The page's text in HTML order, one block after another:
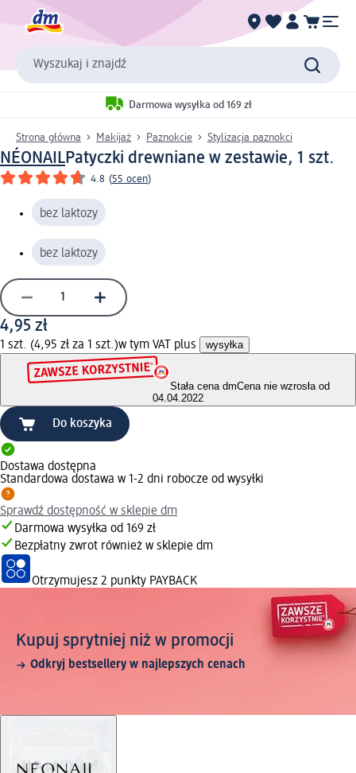
Wyszukaj i znajdź
Darmowa wysyłka od 169 zł
Strona główna Makijaż Paznokcie Stylizacja paznokci
NÉONAILPatyczki drewniane w zestawie, 1 szt.
4.8 (55 ocen)
bez laktozy
bez laktozy
4,95 zł
1 szt. (4,95 zł za 1 szt.)w tym VAT plus wysyłka
Stała cena dmCena nie wzrosła od
04.04.2022
Do koszyka
Dostawa dostępna
Standardowa dostawa w 1-2 dni robocze od wysyłki
Sprawdź dostępność w sklepie dm
Darmowa wysyłka od 169 zł
Bezpłatny zwrot również w sklepie dm
Otrzymujesz 2 punkty PAYBACK
Kupuj sprytniej niż w promocji
Odkryj bestsellery w najlepszych cenach